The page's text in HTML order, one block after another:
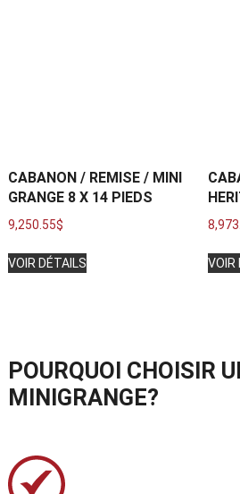
CABANON / REMISE / MINI
GRANGE 8 X 14 PIEDS
9,250.55$
VOIR DÉTAILS VOIR
POURQUOI CHOISIR
MINIGRANGE?